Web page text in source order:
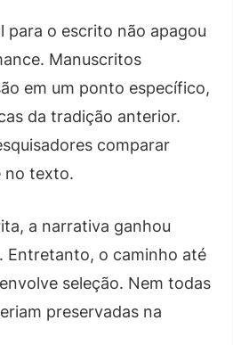
para o escrito não apagou
Manuscritos
em um ponto específico,
da tradição anterior.
comparar
no texto.
a narrativa ganhou
Entretanto, o caminho até
seleção. Nem todas
preservadas na